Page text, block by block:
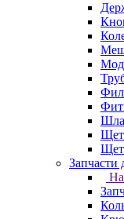
Запчасти